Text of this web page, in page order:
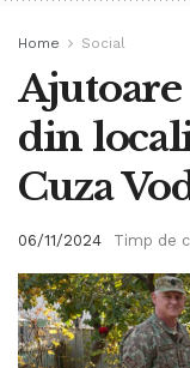
Home Social
din
Cuza
06/11/2024 Timp de